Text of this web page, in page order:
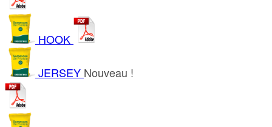
HOOK
JERSEY Nouveau !